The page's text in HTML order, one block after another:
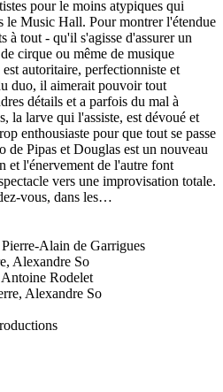
pour le moins atypiques qui
le Music Hall. Pour montrer l'étendue
à tout - qu'il s'agisse d'assurer un
cirque ou même de musique
autoritaire, perfectionniste et
duo, il aimerait pouvoir tout
détails et a parfois du mal à
la larve qui l'assiste, est dévoué et
enthousiaste pour que tout se passe
de Pipas et Douglas est un nouveau
et l'énervement de l'autre font
vers une improvisation totale.
vous, dans les…
Alain de Garrigues
Alexandre So
Rodelet
Alexandre So